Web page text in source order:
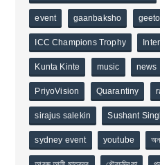
event gaanbaksho
ICC Champions Trophy
Kunta Kinte music news
PriyoVision Quarantiny
sirajus salekin Sushant
sydney event youtube